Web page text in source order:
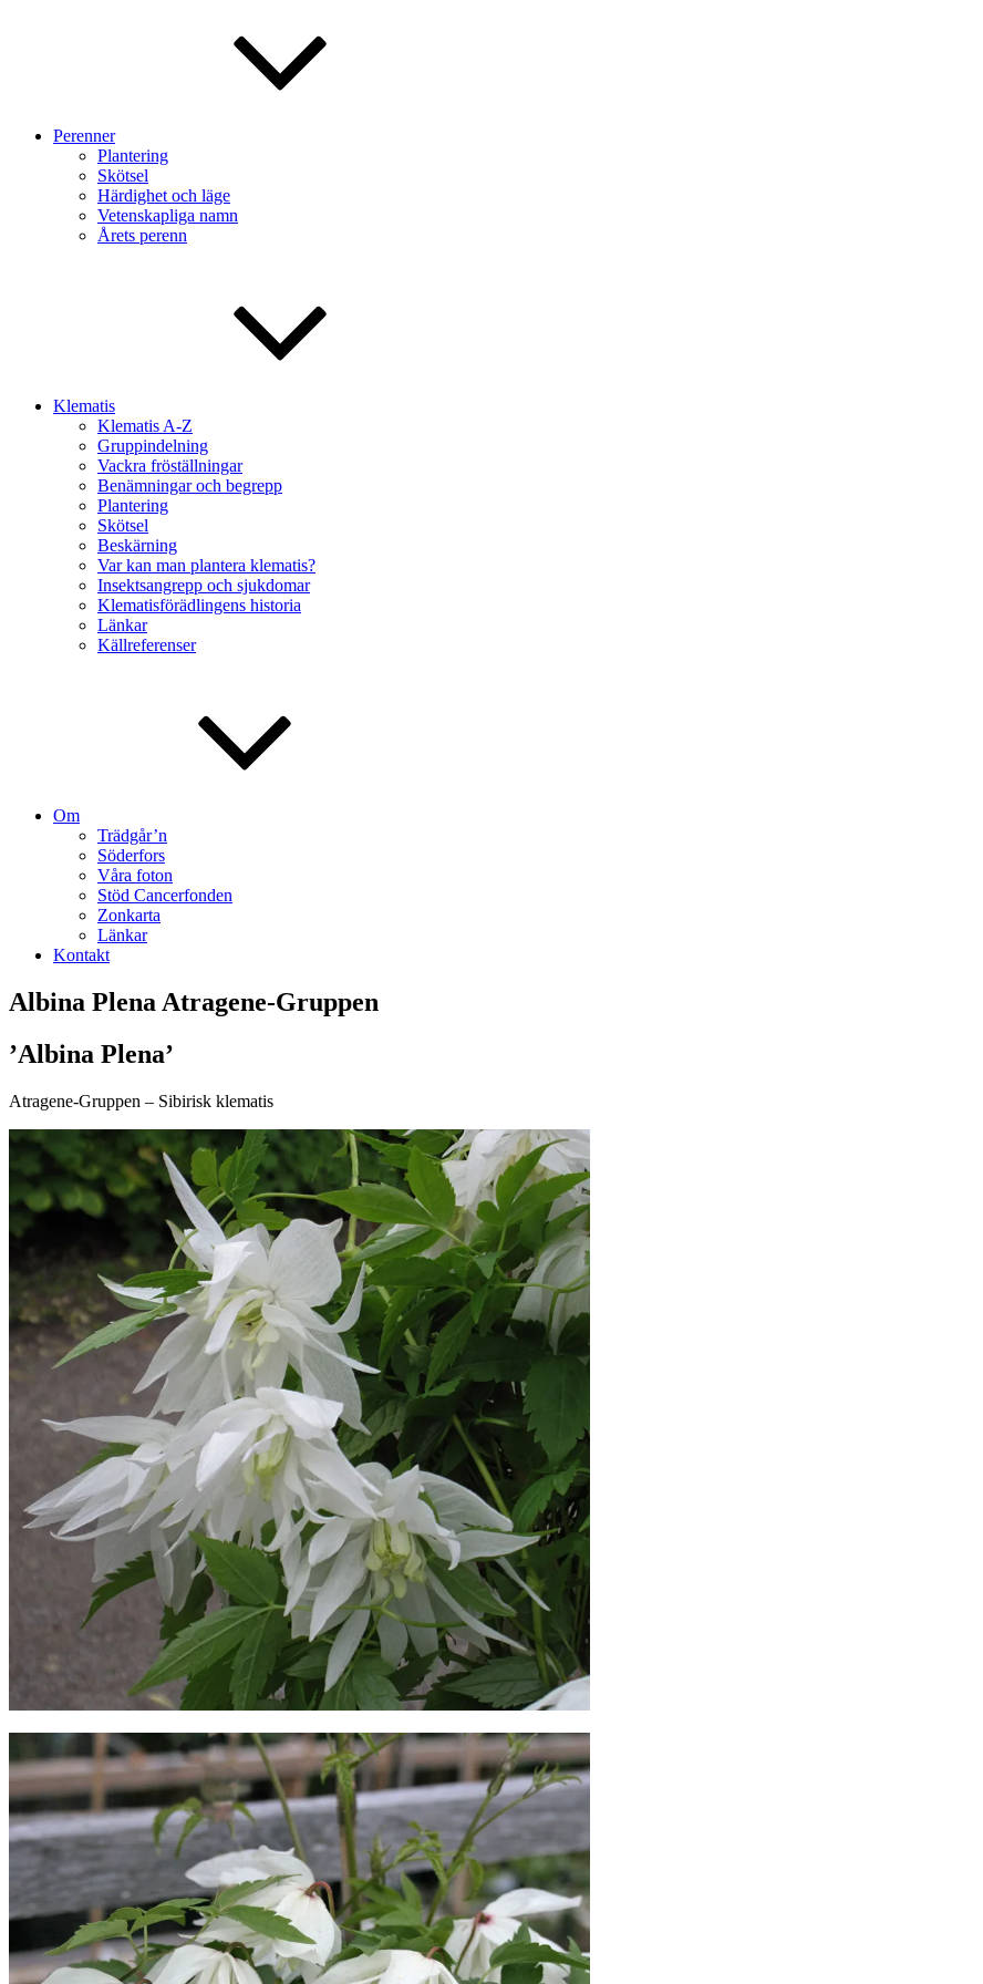
Perenner
Plantering
Skötsel
Härdighet och läge
Vetenskapliga namn
Årets perenn
Klematis
Klematis A-Z
Gruppindelning
Vackra fröställningar
Benämningar och begrepp
Plantering
Skötsel
Beskärning
Var kan man plantera klematis?
Insektsangrepp och sjukdomar
Klematisförädlingens historia
Länkar
Källreferenser
Om
Trädgår’n
Söderfors
Våra foton
Stöd Cancerfonden
Zonkarta
Länkar
Kontakt
Albina Plena Atragene-Gruppen
’Albina Plena’
Atragene-Gruppen – Sibirisk klematis